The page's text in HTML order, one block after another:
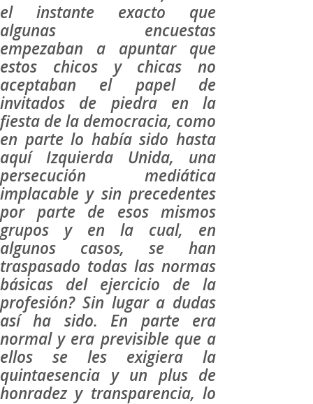
el instante exacto que
algunas encuestas
empezaban a apuntar que
estos chicos y chicas no
aceptaban el papel de
invitados de piedra en la
fiesta de la democracia, como
en parte lo había sido hasta
aquí Izquierda Unida, una
persecución mediática
implacable y sin precedentes
por parte de esos mismos
grupos y en la cual, en
algunos casos, se han
traspasado todas las normas
básicas del ejercicio de la
profesión? Sin lugar a dudas
así ha sido. En parte era
normal y era previsible que a
ellos se les exigiera la
quintaesencia y un plus de
honradez y transparencia, lo